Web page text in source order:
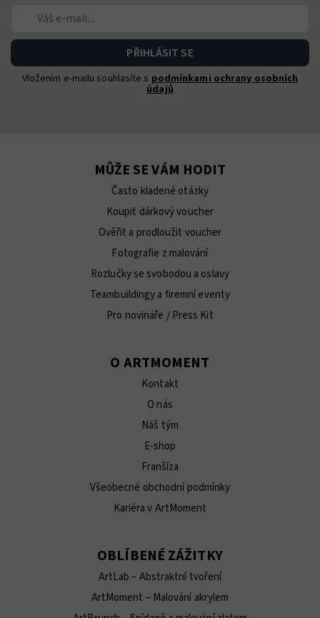
Vložením e-mailu souhlasíte s podmínkami ochrany osobních
údajů
MŮŽE SE VÁM HODIT
Často kladené otázky
Koupit dárkový voucher
Ověřit a prodloužit voucher
Fotografie z malování
Rozlučky se svobodou a oslavy
Teambuildingy a firemní eventy
Pro novináře / Press Kit
O ARTMOMENT
Kontakt
O nás
Náš tým
E-shop
Franšíza
Všeobecné obchodní podmínky
Kariéra v ArtMoment
OBLÍBENÉ ZÁŽITKY
ArtLab – Abstraktní tvoření
ArtMoment – Malování akrylem